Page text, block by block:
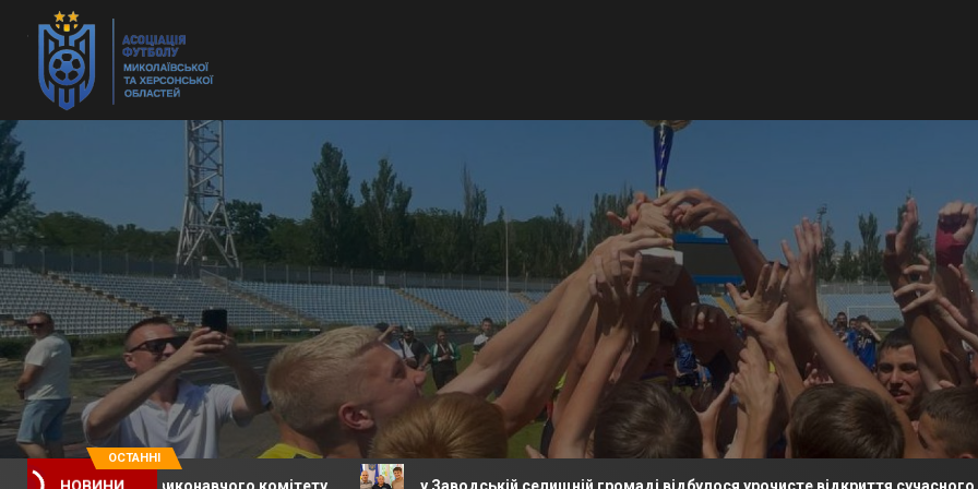
ОСТАННІ
виконавчого комітету у Заводській селищній громаді відбулося урочисте відкриття сучасного